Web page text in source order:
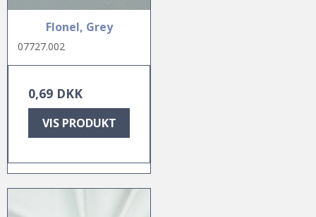
Flonel, Grey
07727.002
0,69 DKK
VIS PRODUKT